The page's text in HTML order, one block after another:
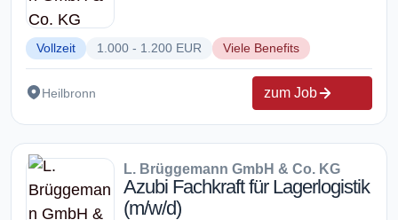
Vollzeit 1.000 - 1.200 EUR Viele Benefits
Heilbronn zum Job
L. Brüggemann GmbH & Co. KG
Azubi Fachkraft für Lagerlogistik
(m/w/d)